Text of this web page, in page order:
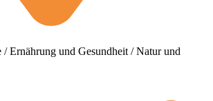
Ernährung und Gesundheit / Natur und